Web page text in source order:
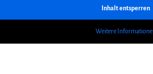
Inhalt entsperren
Weitere